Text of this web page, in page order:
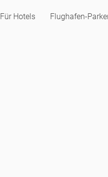
Für Hotels Flughafen-